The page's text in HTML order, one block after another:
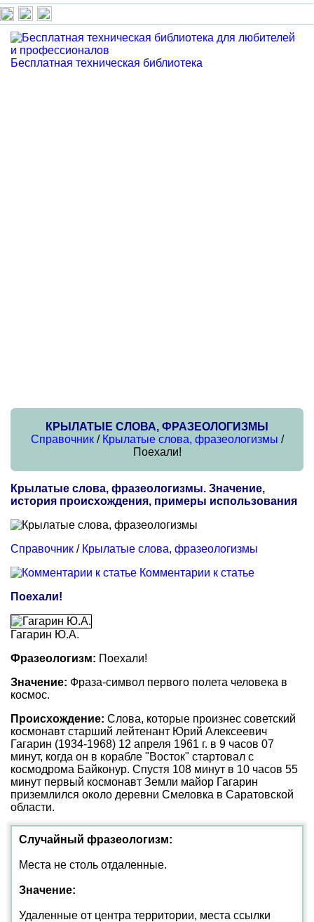
Бесплатная техническая библиотека
КРЫЛАТЫЕ СЛОВА, ФРАЗЕОЛОГИЗМЫ
Справочник/ Крылатые слова, фразеологизмы /
Поехали!
Крылатые слова, фразеологизмы. Значение,
история происхождения, примеры использования
Справочник / Крылатые слова, фразеологизмы
Комментарии к статье
Поехали!
Гагарин Ю.А.
Фразеологизм: Поехали!
Значение: Фраза-символ первого полета человека в
космос.
Происхождение: Слова, которые произнес советский
космонавт старший лейтенант Юрий Алексеевич
Гагарин (1934-1968) 12 апреля 1961 г. в 9 часов 07
минут, когда он в корабле "Восток" стартовал с
космодрома Байконур. Спустя 108 минут в 10 часов 55
минут первый космонавт Земли майор Гагарин
приземлился около деревни Смеловка в Саратовской
области.
Случайный фразеологизм:
Места не столь отдаленные.
Значение:
Удаленные от центра территории, места ссылки